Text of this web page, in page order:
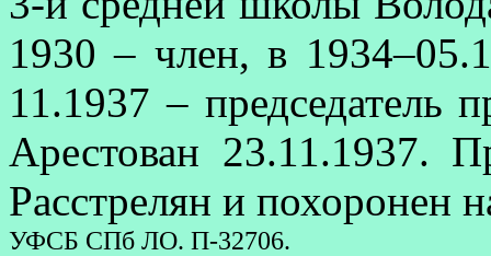
1930 – член, в
11.1937 – председатель
Арестован 23.11.1937.
Расстрелян и похоронен
УФСБ СПб ЛО. П-32706.